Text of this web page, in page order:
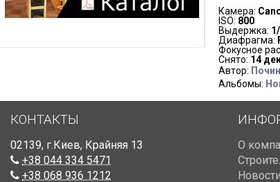
Камера:
ISO: 800
Выдержка:
Диафрагма:
Фокусное
Снято: 14
Автор:
Альбомы:
КОНТАКТЫ
02139, г.Киев, Крайняя 13
+38 044 334 5471
+38 068 936 1212
О
Новости